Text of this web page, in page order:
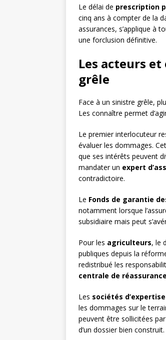
Le délai de prescription
cinq ans à compter de la
assurances, s’applique à
une forclusion définitive.
Les acteurs
grêle
Face à un sinistre grêle,
Les connaître permet
Le premier interlocuteur
évaluer les dommages.
que ses intérêts peuvent
mandater un expert
contradictoire.
Le Fonds de garantie
notamment lorsque
subsidiaire mais peut
Pour les agriculteurs, le
publiques depuis la
redistribué les
centrale de réassurance
Les sociétés
les dommages sur le
peuvent être sollicitées
d’un dossier bien construit.